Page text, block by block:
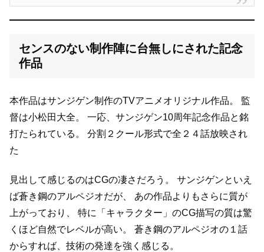
センスのない制作陣に台無しにされた記念
作品
本作品はサンジゲン制作のTVアニメオリジナル作品。
監
督は小松田大全。
一応、サンジゲン10周年記念作品と銘
打たられている。
分割２クール形式で全２４話放映され
た
見出して感じるのはCGの凄さだろう。
サンジゲンといえ
ば蒼き鋼のアルペジオだが、
あの作品よりもさらに質が
上がっており、
特に「キャラクター」のCG描写の質は驚
くほど自然でレベルが高い。
蒼き鋼のアルペジオの１話
からすれば、技術の発達を強く感じる。